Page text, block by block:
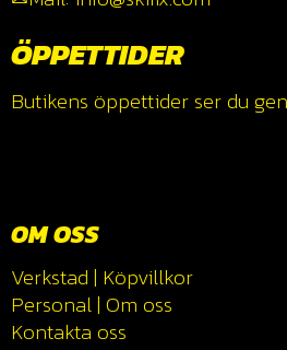
ÖPPETTIDER
Butikens öppettider ser du
OM OSS
Verkstad | Köpvillkor
Personal| Om oss
Kontakta oss